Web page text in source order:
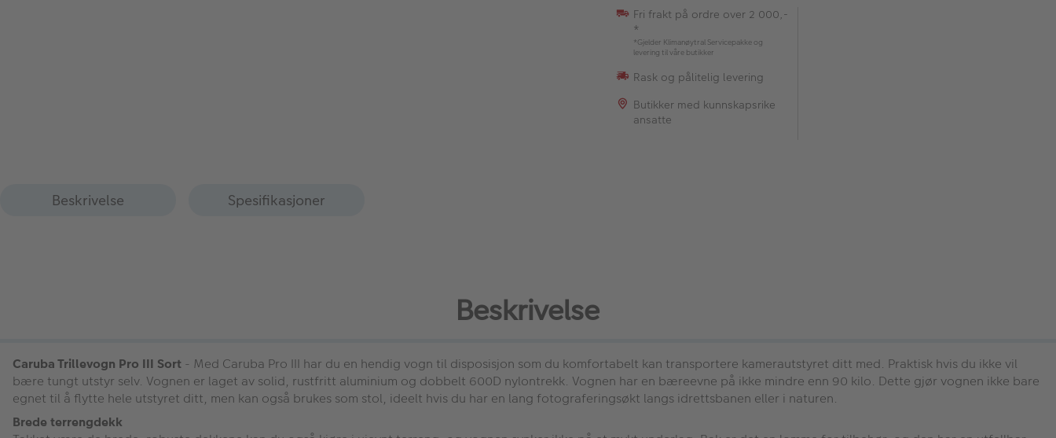
Fri frakt på ordre over 2 000,-
*
*Gjelder Klimanøytral Servicepakke og
levering til våre butikker
Rask og pålitelig levering
Butikker med kunnskapsrike
ansatte
Beskrivelse Spesifikasjoner
Beskrivelse
Caruba Trillevogn Pro III Sort - Med Caruba Pro III har du en hendig vogn til disposisjon som du komfortabelt kan transportere kamerautstyret ditt med. Praktisk hvis du ikke vil
bære tungt utstyr selv. Vognen er laget av solid, rustfritt aluminium og dobbelt 600D nylontrekk. Vognen har en bæreevne på ikke mindre enn 90 kilo. Dette gjør vognen ikke bare
egnet til å flytte hele utstyret ditt, men kan også brukes som stol, ideelt hvis du har en lang fotograferingsøkt langs idrettsbanen eller i naturen.
Brede terrengdekk